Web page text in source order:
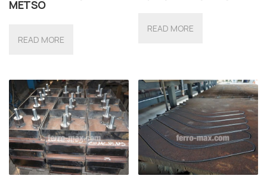
METSO
READ MORE
READ MORE